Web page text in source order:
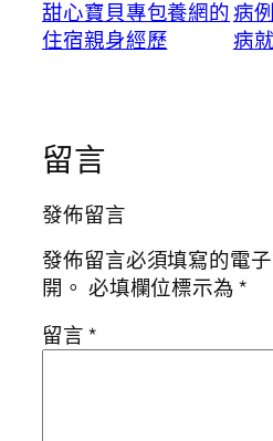
甜心寶貝專包養網的
住宿親身經歷
病
病
留言
發佈留言
發佈留言必須填寫的電
開。 必填欄位標示為*
留言*